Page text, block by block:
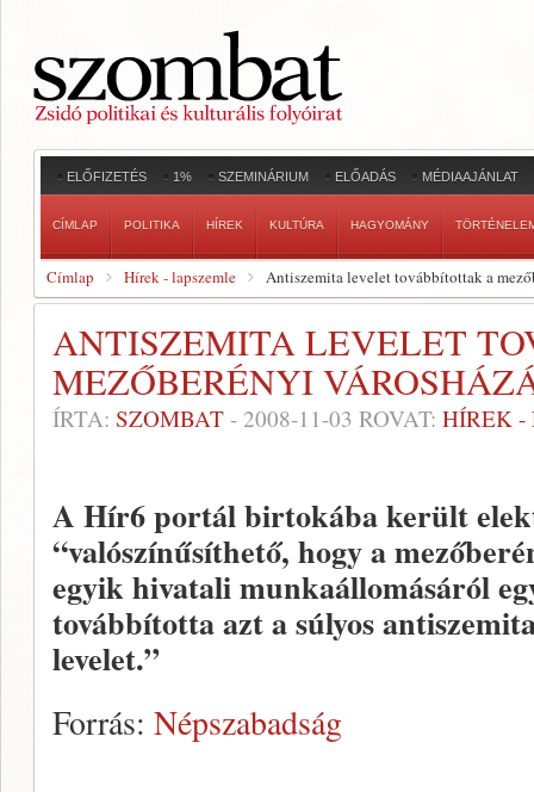
ELŐFIZETÉS 1% SZEMINÁRIUM ELŐADÁS MÉDIAAJÁNLAT
CÍMLAP POLITIKA HÍREK KULTÚRA HAGYOMÁNY
Címlap Hírek - lapszemle Antiszemita levelet továbbítottak a
ANTISZEMITA LEVELET
MEZŐBERÉNYI
ÍRTA: SZOMBAT - 2008-11-03 ROVAT: HÍREK -
A Hír6 portál birtokába került
“valószínűsíthető, hogy a
egyik hivatali munkaállomásáról
továbbította azt a súlyos
levelet.”
Forrás: Népszabadság